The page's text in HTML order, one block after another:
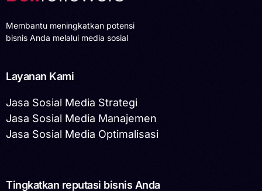
Membantu meningkatkan potensi
bisnis Anda melalui media sosial
Layanan Kami
Jasa Sosial Media Strategi
Jasa Sosial Media Manajemen
Jasa Sosial Media Optimalisasi
Tingkatkan reputasi bisnis Anda